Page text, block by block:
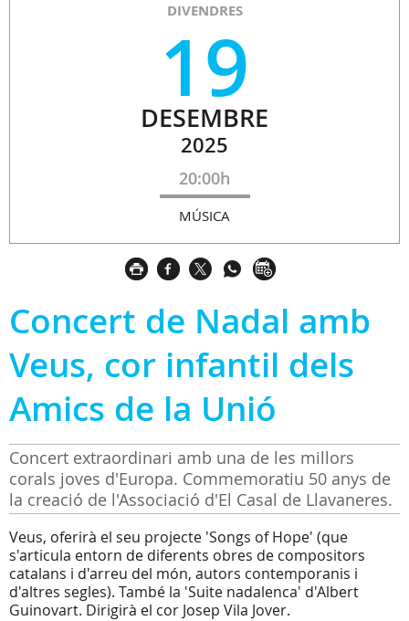
DIVENDRES
19
DESEMBRE
2025
20:00h
MÚSICA
Concert de Nadal amb
Veus, cor infantil dels
Amics de la Unió
Concert extraordinari amb una de les millors
corals joves d'Europa. Commemoratiu 50 anys de
la creació de l'Associació d'El Casal de Llavaneres.
Veus, oferirà el seu projecte 'Songs of Hope' (que
s'articula entorn de diferents obres de compositors
catalans i d'arreu del món, autors contemporanis i
d'altres segles). També la 'Suite nadalenca' d'Albert
Guinovart. Dirigirà el cor Josep Vila Jover.